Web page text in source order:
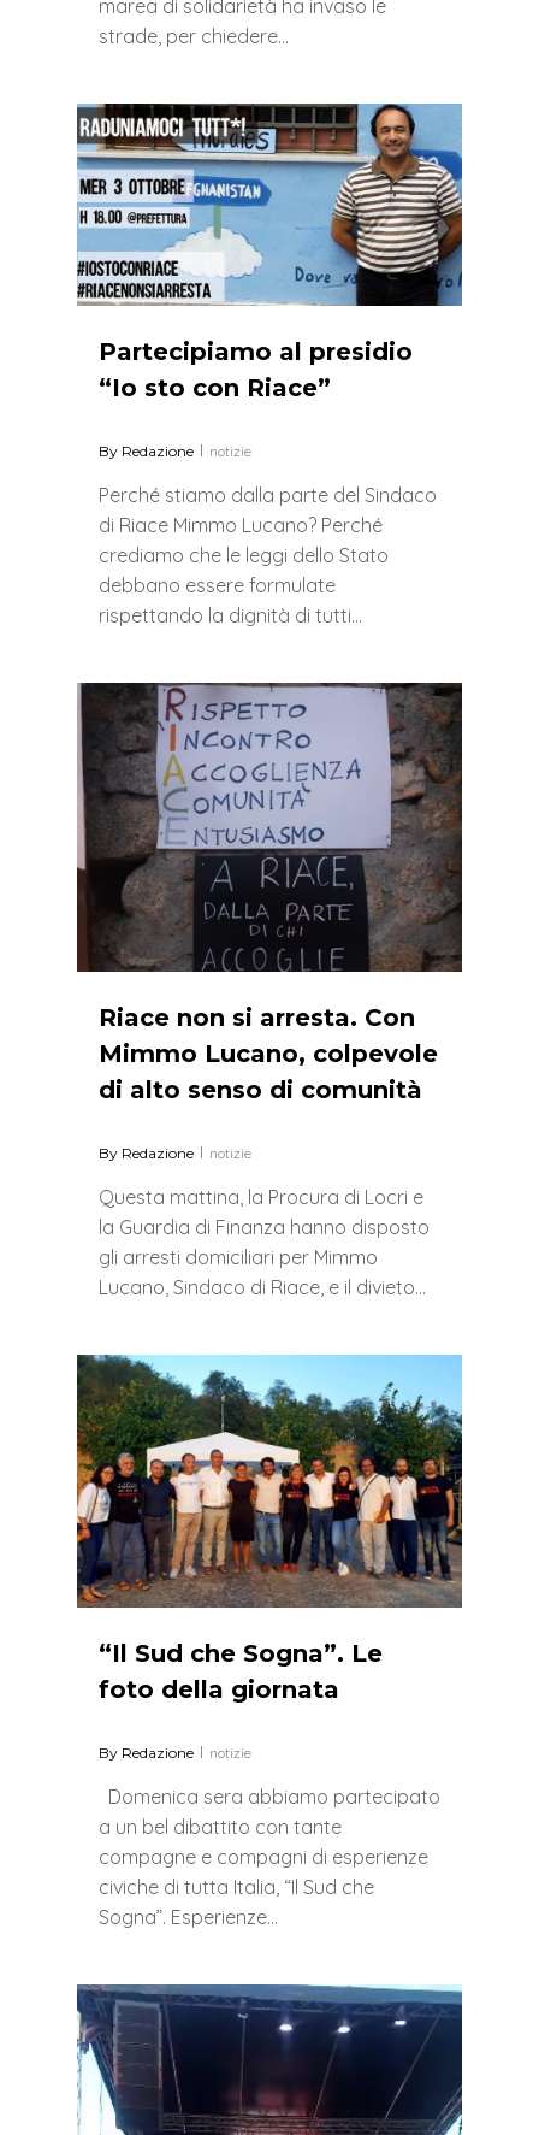
marea di solidarietà ha invaso le
strade, per chiedere…
Partecipiamo al presidio
“Io sto con Riace”
By Redazione notizie
Perché stiamo dalla parte del Sindaco
di Riace Mimmo Lucano? Perché
crediamo che le leggi dello Stato
debbano essere formulate
rispettando la dignità di tutti…
0
Riace non si arresta. Con
Mimmo Lucano, colpevole
di alto senso di comunità
By Redazione notizie
Questa mattina, la Procura di Locri e
la Guardia di Finanza hanno disposto
gli arresti domiciliari per Mimmo
Lucano, Sindaco di Riace, e il divieto…
“Il Sud che Sogna”. Le
foto della giornata
By Redazione notizie
Domenica sera abbiamo partecipato
a un bel dibattito con tante
compagne e compagni di esperienze
civiche di tutta Italia, “Il Sud che
Sogna”. Esperienze…
0
0